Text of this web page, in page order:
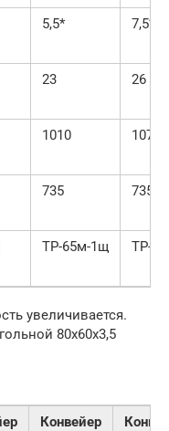
5,5* 7,5*
23 26
1010 1070
735 735
ТР-65м-1щ ТР-
увеличивается.
80х60х3,5
Конвейер